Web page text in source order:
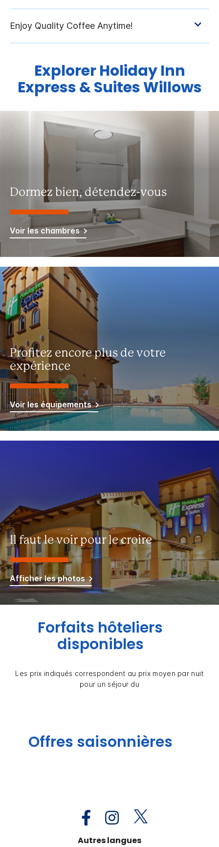
ExplorerHoliday Inn
Express & SuitesWillows
Dormez bien, détendez-vous
Voir les chambres
Profitez encore plus de votre
expérience
Voir les équipements
Il faut le voir pour le croire
Afficher les photos
Forfaits hôteliers
disponibles
Les prix indiqués correspondent au prix moyen par nuit
pour un séjour du
Offres saisonnières
Autres langues